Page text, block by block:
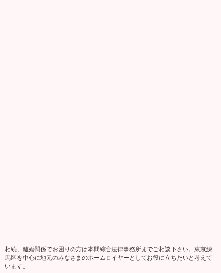
相続、離婚関係でお困りの方は本間綜合法律事務所までご相談下さい。東京練
馬区を中心に地元のみなさまのホームロイヤーとしてお役に立ちたいと考えて
います。